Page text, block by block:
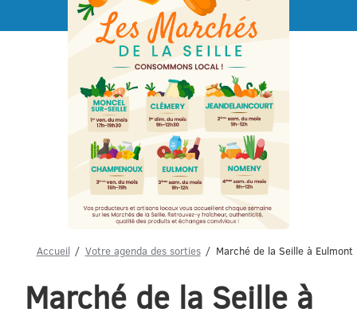
Menu
Accueil Votre agenda des sorties Marché de la Seille à Eulmont
Marché de la Seille à